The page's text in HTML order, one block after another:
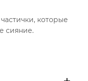
которые
сияние.